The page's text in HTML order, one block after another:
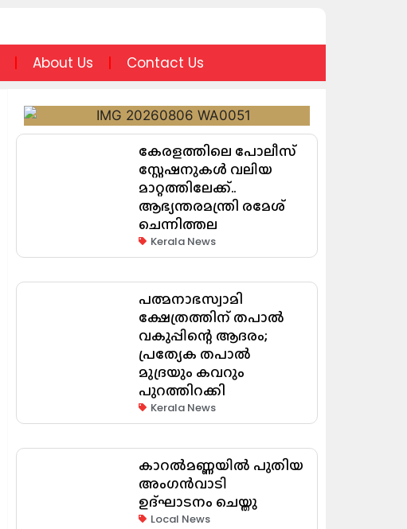
About Us Contact Us
കേരളത്തിലെ പോലീസ്
സ്റ്റേഷനുകൾ വലിയ
മാറ്റത്തിലേക്ക്..
ആഭ്യന്തരമന്ത്രി രമേശ്
ചെന്നിത്തല
Kerala News
പത്മനാഭസ്വാമി
ക്ഷേത്രത്തിന് തപാൽ
വകുപ്പിന്റെ ആദരം;
പ്രത്യേക തപാൽ
മുദ്രയും കവറും
പുറത്തിറക്കി
Kerala News
കാറൽമണ്ണയിൽ പുതിയ
അംഗൻവാടി
ഉദ്ഘാടനം ചെയ്തു
Local News